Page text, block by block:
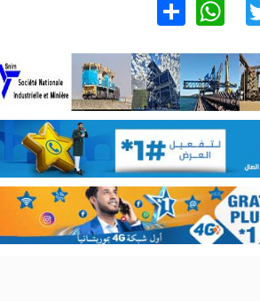
Twitter
WhatsApp